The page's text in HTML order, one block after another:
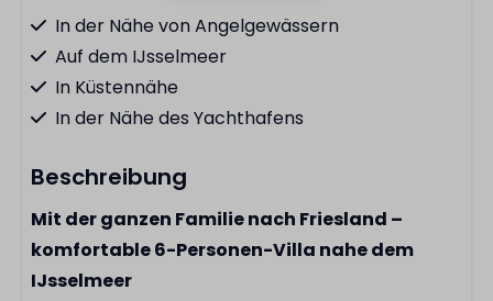
In der Nähe von Angelgewässern
Auf dem IJsselmeer
In Küstennähe
In der Nähe des Yachthafens
Küche
Komplette Küche
Spülmaschine
Kochfeld
Beschreibung
Mit der ganzen Familie nach Friesland –
komfortable 6-Personen-Villa nahe dem
IJsselmeer